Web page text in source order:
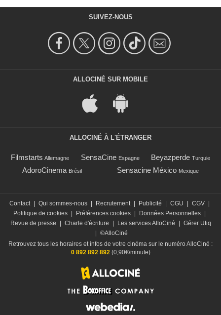
SUIVEZ-NOUS
ALLOCINÉ SUR MOBILE
ALLOCINÉ À L'ÉTRANGER
Filmstarts Allemagne SensaCine Espagne Beyazperde Turquie
AdoroCinema Brésil Sensacine México Mexique
Contact Qui sommes-nous Recrutement Publicité CGU CGV
Politique de cookies
Préférences cookies Données Personnelles
Revue de presse
Charte d'écriture Les services AlloCiné
Gérer Utiq
©AlloCiné
Retrouvez tous les horaires et infos de votre cinéma sur le numéro AlloCiné :
0 892 892 892(0,90€/minute)